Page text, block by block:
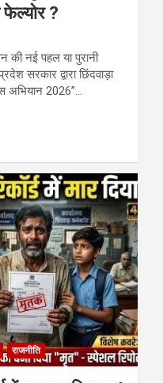
?
की नई पहल या पुरानी
सरकार द्वारा छिंदवाड़ा
अभियान 2026”…
राजनीति